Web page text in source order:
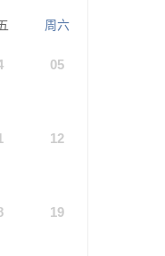
周六
05
12
19